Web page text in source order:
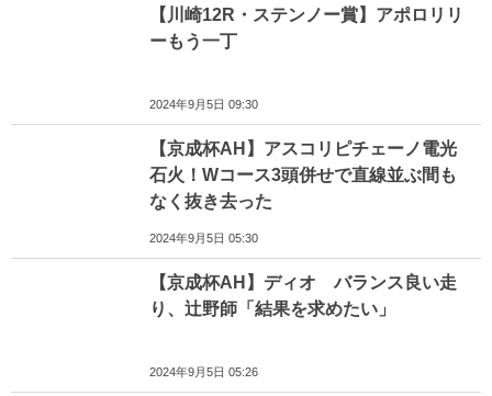
【川崎12R・ステンノー賞】アポロリリ
ーもう一丁
2024年9月5日 09:30
【京成杯AH】アスコリピチェーノ電光
石火！Wコース3頭併せで直線並ぶ間も
なく抜き去った
2024年9月5日 05:30
【京成杯AH】ディオ バランス良い走
り、辻野師「結果を求めたい」
2024年9月5日 05:26